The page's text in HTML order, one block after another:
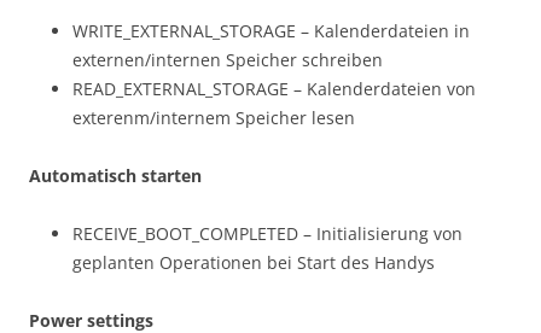
WRITE_EXTERNAL_STORAGE – Kalenderdateien in
externen/internen Speicher schreiben
READ_EXTERNAL_STORAGE – Kalenderdateien von
exterenm/internem Speicher lesen
Automatisch starten
RECEIVE_BOOT_COMPLETED – Initialisierung von
geplanten Operationen bei Start des Handys
Power settings